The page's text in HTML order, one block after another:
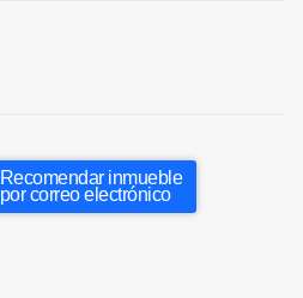
Recomendar inmueble
por correo electrónico